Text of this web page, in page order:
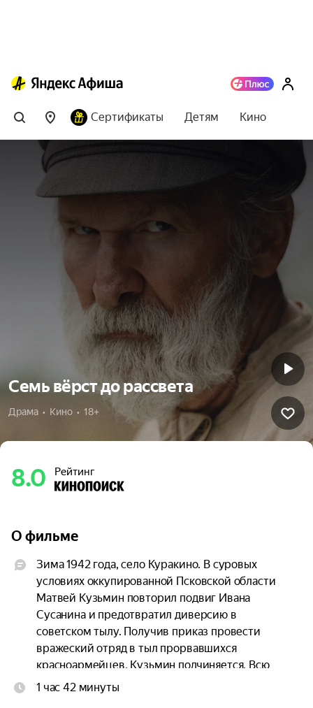
Сертификаты Детям Кино
Семь вёрст до рассвета
Драма  •  Кино  •  18+
8.0 Рейтинг
О фильме
Зима 1942 года, село Куракино. В суровых
условиях оккупированной Псковской области
Матвей Кузьмин повторил подвиг Ивана
Сусанина и предотвратил диверсию в
советском тылу. Получив приказ провести
вражеский отряд в тыл прорвавшихся
красноармейцев, Кузьмин подчиняется. Всю
ночь он водит немцев сквозь метель по
1 час 42 минуты